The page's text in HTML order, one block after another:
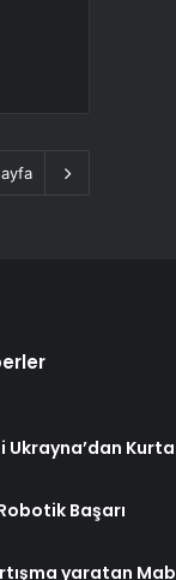
Ukrayna’dan
Başarı
yaratan